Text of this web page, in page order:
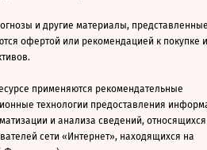
и другие материалы,
офертой или рекомендацией к покупке
применяются рекомендательные
технологии предоставления
и анализа сведений,
сети «Интернет», находящихся на